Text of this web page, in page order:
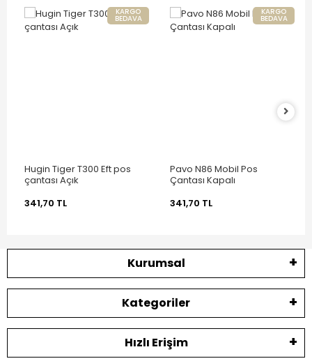
KARGO
BEDAVA
Hugin Tiger T300 Eft pos
çantası Açık
341,70 TL
KARGO
BEDAVA
Pavo N86 Mobil Pos
Çantası Kapalı
341,70 TL
Kurumsal
Kategoriler
Hızlı Erişim